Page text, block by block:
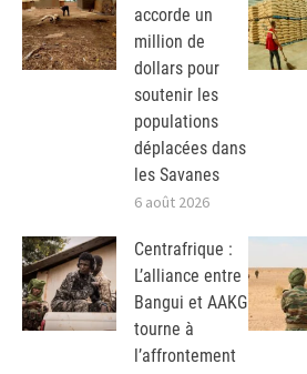
accorde un
million de
dollars pour
soutenir les
populations
déplacées dans
les Savanes
6 août 2026
Centrafrique :
L’alliance entre
Bangui et AAKG
tourne à
l’affrontement